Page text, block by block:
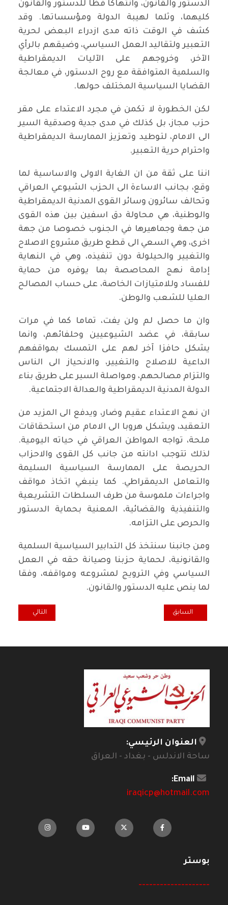
الدستور والقانون، وانتهاكا فظا للدستور والقانون
كليهما، وثلما لهيبة الدولة ومؤسساتها. وقد
كشف في الوقت ذاته مدى ازدراء البعض لحرية
التعبير ولتقاليد العمل السياسي، وضيقهم بالرأي
الآخر، وخروجهم على الآليات الديمقراطية
والسلمية المتوافقة مع روح الدستور، في معالجة
القضايا السياسية المختلف حولها.
لكن الخطورة لا تكمن في مجرد الاعتداء على مقر
حزب مجاز، بل كذلك في مدى جدية وصدقية السير
الى الامام، لتوطيد وتعزيز الممارسة الديمقراطية
واحترام حرية التعبير.
اننا على ثقة من ان الغاية الاولى والاساسية لما
وقع، بجانب الاساءة الى الحزب الشيوعي العراقي
وتحالف سائرون وسائر القوى المدنية الديمقراطية
والوطنية، هي محاولة دق اسفين بين هذه القوى
من جهة وجماهيرها في الجنوب خصوصا من جهة
اخرى، وهي السعي الى قطع طريق مشروع الاصلاح
والتغيير والحيلولة دون تنفيذه، وهي في النهاية
إدامة نهج المحاصصة بما يوفره من حماية
للفساد وللامتيازات الخاصة، على حساب المصالح
العليا للشعب والوطن.
وان ما حصل لم ولن يفت، تماما كما في مرات
سابقة، في عضد الشيوعيين وحلفائهم، وانما
يشكل حافزا آخر لهم على التمسك بمواقفهم
الداعية للاصلاح والتغيير، والانحياز الى الناس
والتزام مصالحهم، ومواصلة السير على طريق بناء
الدولة المدنية الديمقراطية والعدالة الاجتماعية.
ان نهج الاعتداء عقيم وضار، ويدفع الى المزيد من
التعقيد، ويشكل هروبا الى الامام من استحقاقات
ملحة، تواجه المواطن العراقي في حياته اليومية.
لذلك تتوجب ادانته من جانب كل القوى والاحزاب
الحريصة على الممارسة السياسية السليمة
والتعامل الديمقراطي. كما ينبغي اتخاذ مواقف
واجراءات ملموسة من طرف السلطات التشريعية
والتنفيذية والقضائية، المعنية بحماية الدستور
والحرص على التزامه.
ومن جانبنا سنتخذ كل التدابير السياسية السلمية
والقانونية، لحماية حزبنا وصيانة حقه في العمل
السياسي وفي الترويج لمشروعه ومواقفه، وفقا
لما ينص عليه الدستور والقانون.
المقال السابق: رائد فهمي: "سائرون" متسمك بضرورة شغل وزارتي
السابق المقال التالي:
التالي
العنوان الرئيسي:
ساحة الاندلس - بغداد - العراق
Email:
iraqicp@hotmail.com
بوستر
--------------------